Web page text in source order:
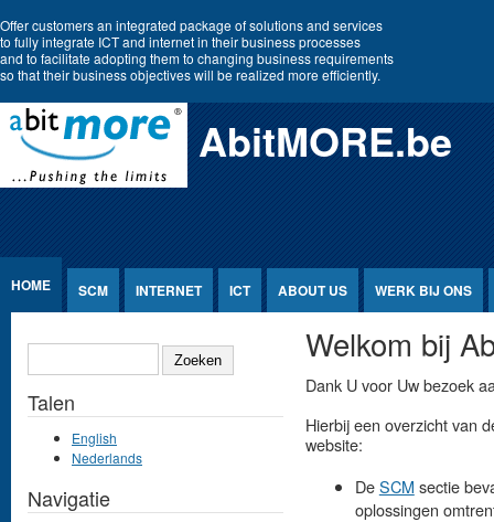
Offer customers an integrated package of solutions and services
to fully integrate ICT and internet in their business processes
and to facilitate adopting them to changing business requirements
so that their business objectives will be realized more efficiently.
AbitMORE.be
HOME SCM INTERNET ICT ABOUT US WERK BIJ ONS
Welkom bij
Dank U voor Uw bezoek
Hierbij een overzicht van
website:
DeSCM sectie
oplossingen
Talen
English
Nederlands
Navigatie